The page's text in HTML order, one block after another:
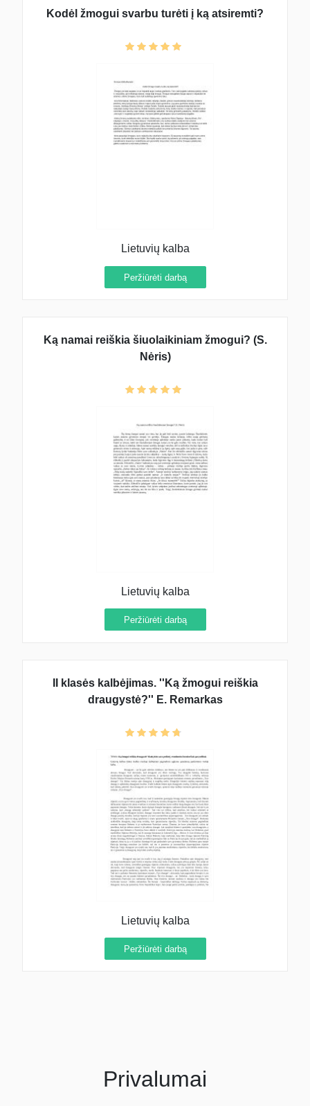
Kodėl žmogui svarbu turėti į ką atsiremti?
Lietuvių kalba
Peržiūrėti darbą
Ką namai reiškia šiuolaikiniam žmogui? (S.
Nėris)
Lietuvių kalba
Peržiūrėti darbą
II klasės kalbėjimas. ''Ką žmogui reiškia
draugystė?'' E. Remarkas
Lietuvių kalba
Peržiūrėti darbą
Privalumai